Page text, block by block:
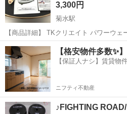
3,300円
菊水駅
【商品詳細】 TKクリエイト パワーウェーブミニ です。 ◯付属品：本
体・電源コード・リモコン・取扱説明書 中古の商品です。 多少のキズ
や汚れはございますが大きく目立つよう
動...
北海道 札幌市 菊水駅 フィッ
パワーウェーブミニ
【格安物件多数✨
【保証人ナシ】賃貸物
ニフティ不動産
♪FIGHTING